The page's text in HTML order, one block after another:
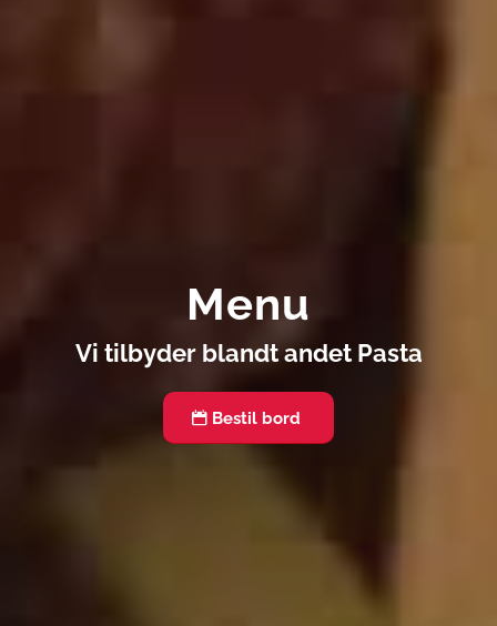
Menu
Vi tilbyder blandt andet Pasta
Bestil bord